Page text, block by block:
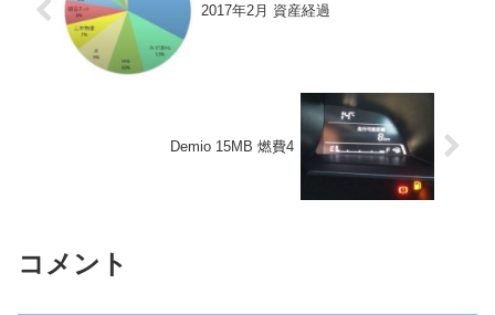
2017年2月 資産経過
Demio 15MB 燃費4
コメント